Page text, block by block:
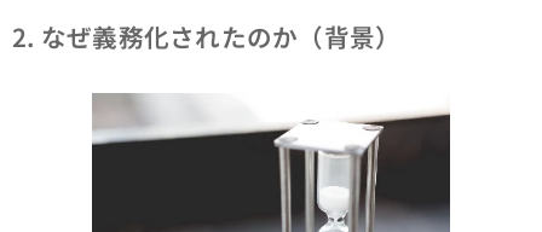
2. なぜ義務化されたのか（背景）